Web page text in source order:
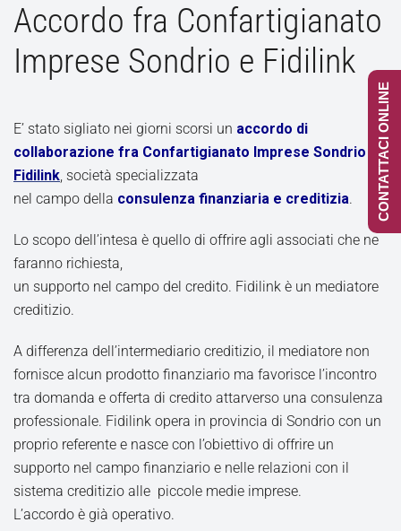
Accordo fra Confartigianato
Imprese Sondrio e Fidilink
E’ stato sigliato nei giorni scorsi un accordo di
collaborazione fra Confartigianato Imprese Sondrio e
Fidilink, società specializzata
nel campo della consulenza finanziaria e creditizia.
Lo scopo dell’intesa è quello di offrire agli associati che ne
faranno richiesta,
un supporto nel campo del credito. Fidilink è un mediatore
creditizio.
A differenza dell’intermediario creditizio, il mediatore non
fornisce alcun prodotto finanziario ma favorisce l’incontro
tra domanda e offerta di credito attarverso una consulenza
professionale. Fidilink opera in provincia di Sondrio con un
proprio referente e nasce con l’obiettivo di offrire un
supporto nel campo finanziario e nelle relazioni con il
sistema creditizio alle piccole medie imprese.
L’accordo è già operativo.
CONTATTACI ONLINE